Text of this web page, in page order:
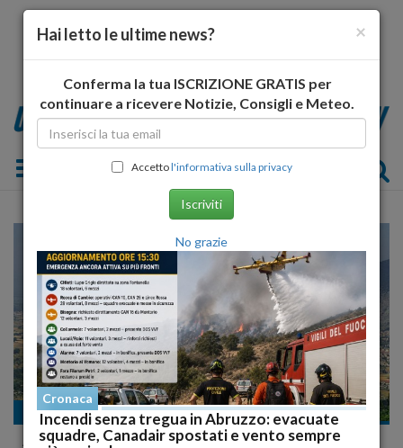
Toggle navigation
Cronaca
Agricoltura: PD, istituire tavolo per
×
Hai letto le ultime news?
Conferma la tua ISCRIZIONE GRATIS per
continuare a ricevere Notizie, Consigli e Meteo.
Accettol'informativa sulla privacy
Iscriviti
No grazie
Cronaca
Incendi senza tregua in Abruzzo: evacuate
squadre, Canadair spostati e vento sempre